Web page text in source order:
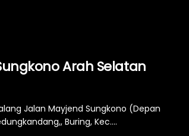
Arah Selatan
Jalan Mayjend Sungkono (Depan
Buring, Kec....